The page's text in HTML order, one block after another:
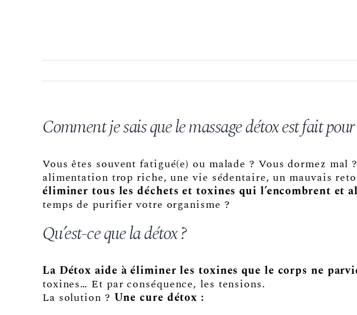
Comment je sais que le massage détox est fait
Vous êtes souvent fatigué(e) ou malade ? Vous dormez
alimentation trop riche, une vie sédentaire, un mauvais
éliminer tous les déchets et toxines qui l’encombrent
temps de purifier votre organisme ?
Qu’est-ce que la détox ?
La Détox aide à éliminer les toxines que le corps ne
toxines… Et par conséquence, les tensions.
La solution ? Une cure détox :